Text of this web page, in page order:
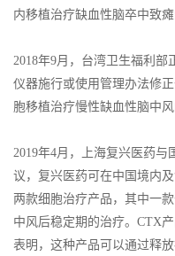
内移植治疗缺血性脑卒中致
2018年9月，台湾卫生福利
仪器施行或使用管理办法修
胞移植治疗慢性缺血性脑中风
2019年4月，上海复兴医药与
议，复兴医药可在中国境内
两款细胞治疗产品，其中一
中风后稳定期的治疗。CTX
表明，这种产品可以通过释